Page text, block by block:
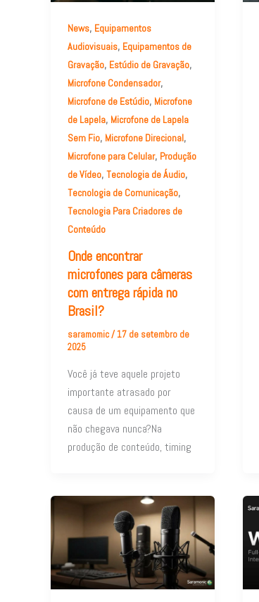
News, Equipamentos
Audiovisuais, Equipamentos de
Gravação, Estúdio de Gravação,
Microfone Condensador,
Microfone de Estúdio, Microfone
de Lapela, Microfone de Lapela
Sem Fio, Microfone Direcional,
Microfone para Celular, Produção
de Vídeo, Tecnologia de Áudio,
Tecnologia de Comunicação,
Tecnologia Para Criadores de
Conteúdo
Onde encontrar
microfones para câmeras
com entrega rápida no
Brasil?
saramomic/17 de setembro de
2025
Você já teve aquele projeto
importante atrasado por
causa de um equipamento que
não chegava nunca?Na
produção de conteúdo, timing